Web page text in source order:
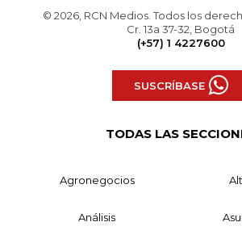
© 2026, RCN Medios. Todos los
Cr. 13a 37-32, Bogotá
(+57) 1 4227600
SUSCRÍBASE
TODAS LAS
Agronegocios
Análisis